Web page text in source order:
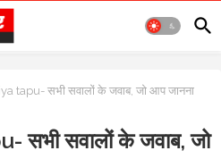
tapu- सभी सवालों के जवाब, जो आप जानना
सवालों के जवाब, जो